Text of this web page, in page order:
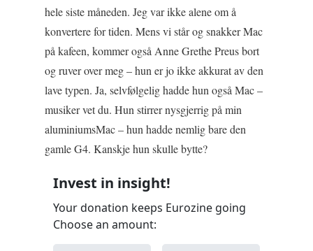
hele siste måneden. Jeg var ikke alene om å
konvertere for tiden. Mens vi står og snakker Mac
på kafeen, kommer også Anne Grethe Preus bort
og ruver over meg – hun er jo ikke akkurat av den
lave typen. Ja, selvfølgelig hadde hun også Mac –
musiker vet du. Hun stirrer nysgjerrig på min
aluminiumsMac – hun hadde nemlig bare den
gamle G4. Kanskje hun skulle bytte?